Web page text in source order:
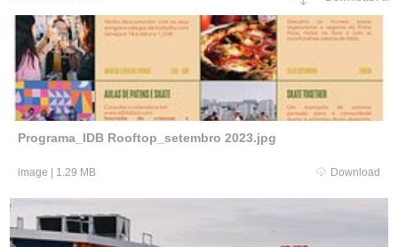
Programa_IDB Rooftop_setembro 2023.jpg
image 1.29 MB Download